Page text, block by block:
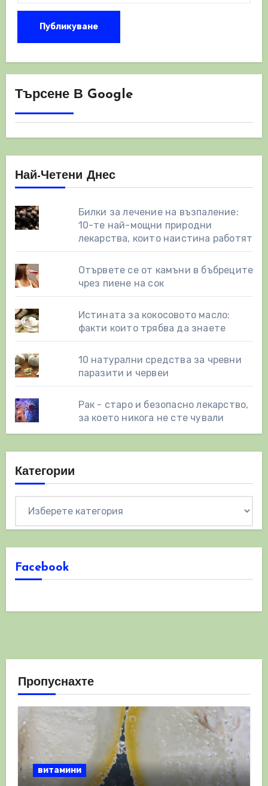
Търсене В Google
Най-Четени Днес
Билки за лечение на възпаление:
10-те най-мощни природни
лекарства, които наистина работят
Отървете се от камъни в бъбреците
чрез пиене на сок
Истината за кокосовото масло:
факти които трябва да знаете
10 натурални средства за чревни
паразити и червеи
Рак - старо и безопасно лекарство,
за което никога не сте чували
Категории
Facebook
Пропуснахте
витамини